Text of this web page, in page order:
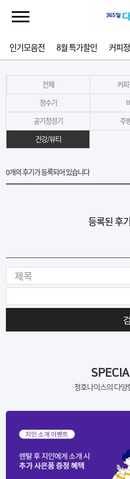
인기모음전 8월 특가할인 커피
전체 커
정수기
공기청정기
주
건강/뷰티
0개의 후기가 등록되어 있습니다
등록된 후
청호나이스의 다양